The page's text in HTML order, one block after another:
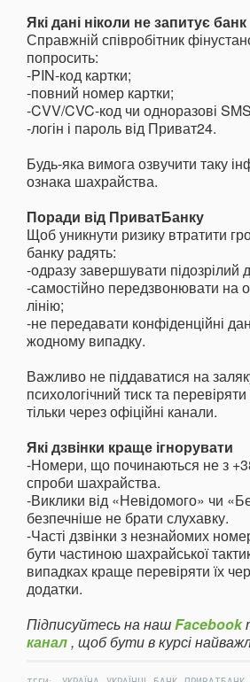
Які дані ніколи не запитує банк
Справжній співробітник
попросить:
-PIN-код картки;
-повний номер картки;
-CVV/CVC-код чи одноразові
-логін і пароль від Приват24.
Будь-яка вимога озвучити таку
ознака шахрайства.
Поради від ПриватБанку
Щоб уникнути ризику втратити
банку радять:
-одразу завершувати підозрілий
-самостійно передзвонювати на
лінію;
-не передавати конфіденційні
жодному випадку.
Важливо не піддаватися на
психологічний тиск та
тільки через офіційні канали.
Які дзвінки краще ігнорувати
-Номери, що починаються не з
спроби шахрайства.
-Виклики від «Невідомого» чи
безпечніше не брати слухавку.
-Часті дзвінки з незнайомих
бути частиною шахрайської
випадках краще перевіряти їх
додатки.
Підписуйтесь на нашFacebook
канал, щоб бути в курсі